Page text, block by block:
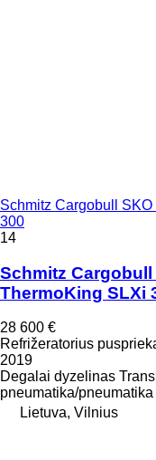
Schmitz Cargobull
300
14
Schmitz Cargobull
ThermoKing SLXi
28 600 €
Refrižeratorius
2019
Degalai dyzelinas
pneumatika/pneumatika
Lietuva, Vilnius